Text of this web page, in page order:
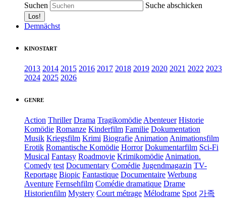
Suchen Suche abschicken
Demnächst
KINOSTART
2013 2014 2015 2016 2017 2018 2019 2020 2021 2022 2023
2024 2025 2026
GENRE
Action Thriller Drama Tragikomödie Abenteuer Historie
Komödie Romanze Kinderfilm Familie Dokumentation
Musik Kriegsfilm Krimi Biografie Animation Animationsfilm
Erotik Romantische Komödie Horror Dokumentarfilm Sci-Fi
Musical Fantasy Roadmovie Krimikomödie Animation.
Comedy test Documentary Comédie Jugendmagazin TV-
Reportage Biopic Fantastique Documentaire Werbung
Aventure Fernsehfilm Comédie dramatique Drame
Historienfilm Mystery Court métrage Mélodrame Spot 가족